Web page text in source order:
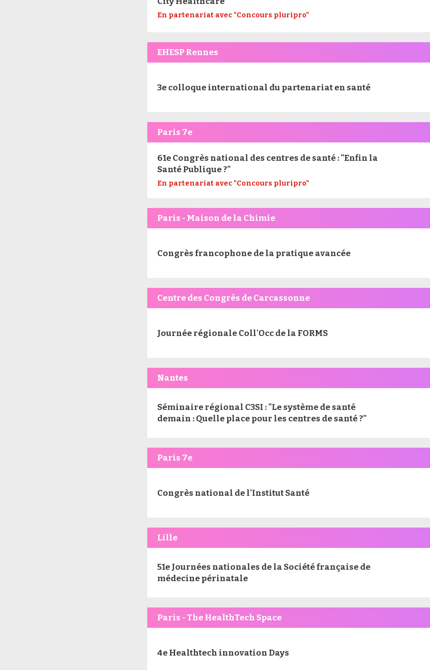
En partenariat avec "Concours pluripro"
EHESP Rennes
3e colloque international du partenariat en santé
Paris 7e
61e Congrès national des centres de santé : "Enfin la
Santé Publique ?"
En partenariat avec "Concours pluripro"
Paris - Maison de la Chimie
Congrès francophone de la pratique avancée
Centre des Congrès de Carcassonne
Journée régionale Coll'Occ de la FORMS
Nantes
Séminaire régional C3SI : "Le système de santé
demain : Quelle place pour les centres de santé ?"
Paris 7e
Congrès national de l'Institut Santé
Lille
51e Journées nationales de la Société française de
médecine périnatale
Paris - The HealthTech Space
4e Healthtech innovation Days